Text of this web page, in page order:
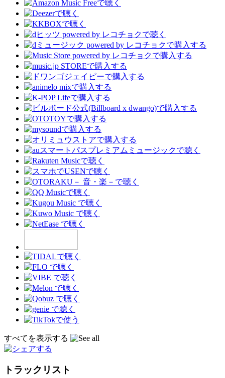
すべてを表示する
トラックリスト